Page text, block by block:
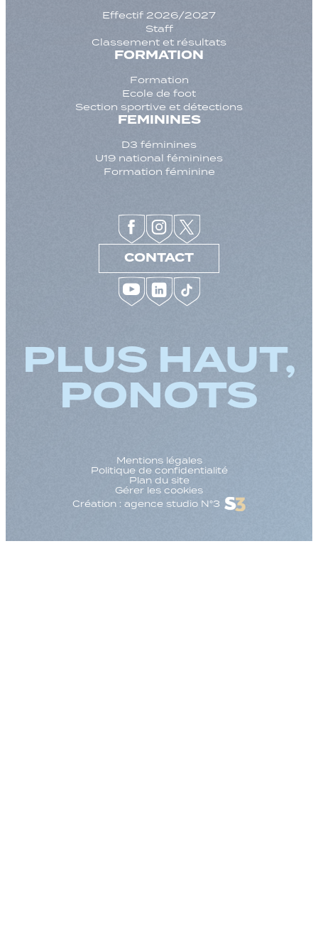
Effectif 2026/2027
Staff
Classement et résultats
FORMATION
Formation
Ecole de foot
Section sportive et détections
FEMININES
D3 féminines
U19 national féminines
Formation féminine
CONTACT
PLUS HAUT,
PONOTS
Mentions légales
Politique de confidentialité
Plan du site
Gérer les cookies
Création : agence studio N°3